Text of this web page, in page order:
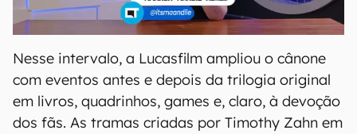
Nesse intervalo, a Lucasfilm ampliou o cânone
com eventos antes e depois da trilogia original
em livros, quadrinhos, games e, claro, à devoção
dos fãs. As tramas criadas por Timothy Zahn em